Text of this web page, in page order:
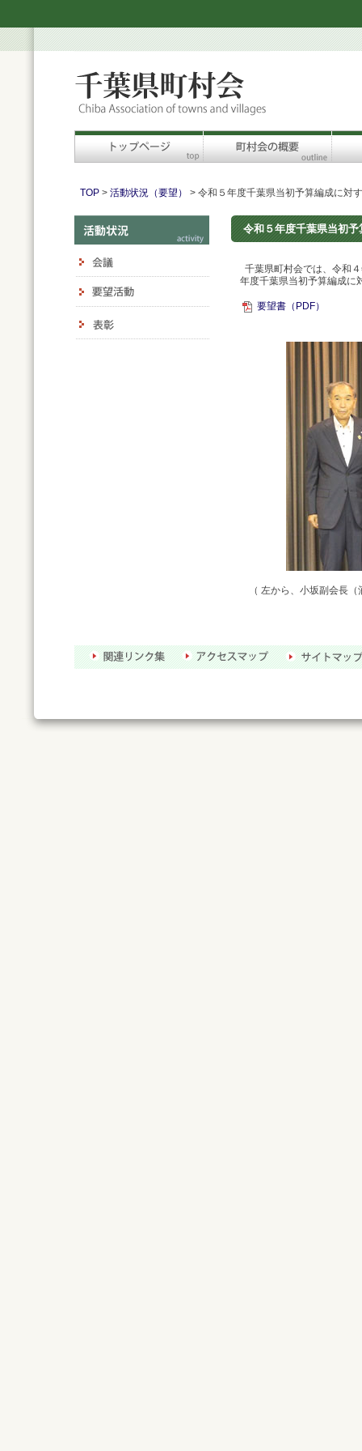
TOP> 活動状況（要望） > 令和５年度千葉県当初予算編成に対
令和５年度千葉県当初
千葉県町村会では、令和
年度千葉県当初予算編成に
要望書（PDF）
（ 左から、小坂副会長